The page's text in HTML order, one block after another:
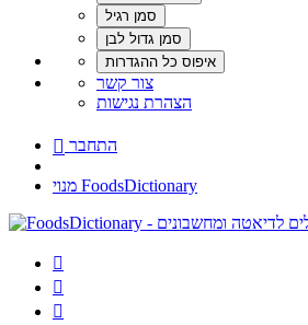
צור קשר
הצהרת נגישות
 התחבר
מנוי FoodsDictionary


